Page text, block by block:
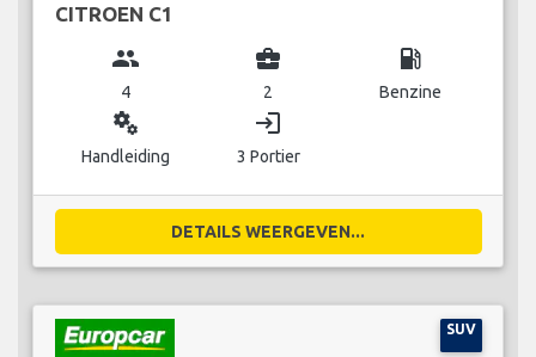
CITROEN C1
group
4
business_center
2
local_gas_station
Benzine
miscellaneous_services
Handleiding
login
3 Portier
DETAILS WEERGEVEN...
SUV